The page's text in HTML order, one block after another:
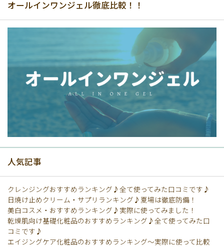
オールインワンジェル徹底比較！！
人気記事
クレンジングおすすめランキング♪全て使ってみた口コミです♪
日焼け止めクリーム・サプリランキング♪夏場は徹底防備！
美白コスメ・おすすめランキング♪実際に使ってみました！
乾燥肌向け基礎化粧品のおすすめランキング♪全て使ってみた口
コミです♪
エイジングケア化粧品のおすすめランキング〜実際に使って比較